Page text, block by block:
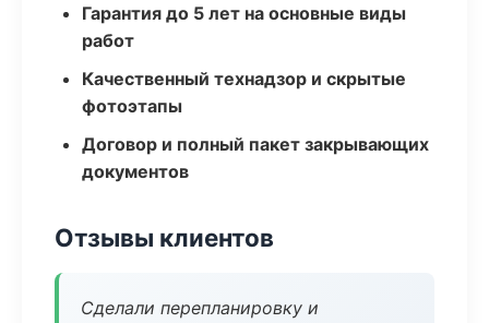
Гарантия до 5 лет на основные виды
работ
Качественный технадзор и скрытые
фотоэтапы
Договор и полный пакет закрывающих
документов
Отзывы клиентов
Сделали перепланировку и